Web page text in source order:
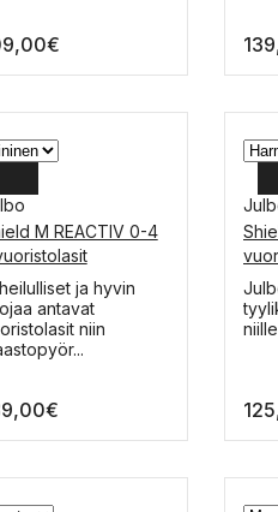
€
M REACTIV 0-4
ja hyvin
antavat
niin
€
Tällä
on